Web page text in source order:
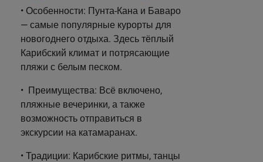
• Особенности: Пунта-Кана и Баваро
— самые популярные курорты для
новогоднего отдыха. Здесь тёплый
Карибский климат и потрясающие
пляжи с белым песком.
• Преимущества: Всё включено,
пляжные вечеринки, а также
возможность отправиться в
экскурсии на катамаранах.
• Традиции: Карибские ритмы, танцы